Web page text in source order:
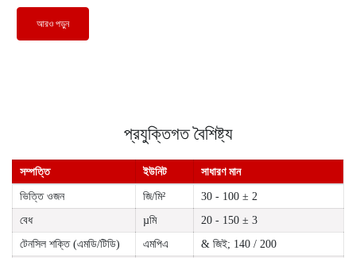
আরও পড়ুন
প্রযুক্তিগত বৈশিষ্ট্য
সম্পত্তি ইউনিট সাধারণ মান
ভিত্তি ওজন জি/মি²
30 - 100 ± 2
বেধ
µমি
20 - 150 ± 3
টেনসিল শক্তি (এমডি/টিডি)
এমপিএ
& জিই; 140 / 200